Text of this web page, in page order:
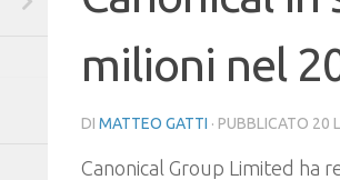
milioni nel
DI MATTEO GATTI · PUBBLICATO 20
Canonical Group Limited ha